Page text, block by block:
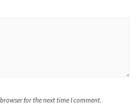
for the next time I comment.